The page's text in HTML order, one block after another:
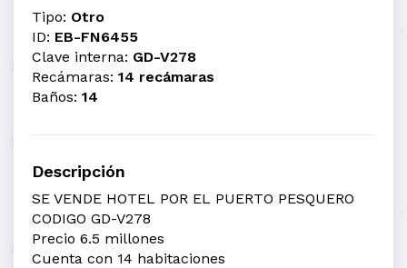
Tipo: Otro
ID: EB-FN6455
Clave interna: GD-V278
Recámaras: 14 recámaras
Baños: 14
Descripción
SE VENDE HOTEL POR EL PUERTO PESQUERO
CODIGO GD-V278
Precio 6.5 millones
Cuenta con 14 habitaciones